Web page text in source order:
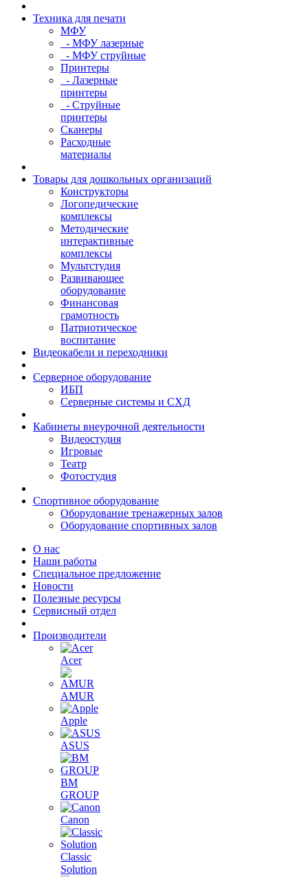
Техника для печати
МФУ
- МФУ лазерные
- МФУ струйные
Принтеры
- Лазерные
принтеры
- Струйные
принтеры
Сканеры
Расходные
материалы
Товары для дошкольных организаций
Конструкторы
Логопедические
комплексы
Методические
интерактивные
комплексы
Мультстудия
Развивающее
оборудование
Финансовая
грамотность
Патриотическое
воспитание
Видеокабели и переходники
Серверное оборудование
ИБП
Серверные системы и СХД
Кабинеты внеурочной деятельности
Видеостудия
Игровые
Театр
Фотостудия
Спортивное оборудование
Оборудование тренажерных залов
Оборудование спортивных залов
О нас
Наши работы
Специальное предложение
Новости
Полезные ресурсы
Сервисный отдел
Производители
Acer
AMUR
Apple
ASUS
BM
GROUP
Canon
Classic
Solution